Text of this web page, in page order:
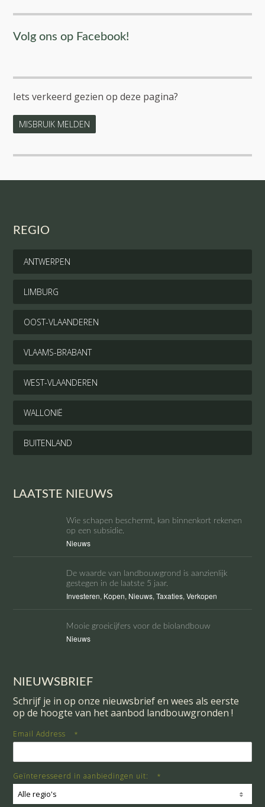
Volg ons op Facebook!
Iets verkeerd gezien op deze pagina?
MISBRUIK MELDEN
REGIO
ANTWERPEN
LIMBURG
OOST-VLAANDEREN
VLAAMS-BRABANT
WEST-VLAANDEREN
WALLONIË
BUITENLAND
LAATSTE NIEUWS
Wie schapen beschermt, kan binnenkort rekenen
op een subsidie.
Nieuws
De waarde van landbouwgrond is aanzienlijk
gestegen in de laatste 5 jaar.
Investeren, Kopen, Nieuws,Taxaties,Verkopen
Mooie groeicijfers voor de biolandbouw
Nieuws
NIEUWSBRIEF
Schrijf je in op onze nieuwsbrief en wees als eerste
op de hoogte van het aanbod landbouwgronden !
Email Address *
Geïnteresseerd in aanbiedingen uit: *
Alle regio's